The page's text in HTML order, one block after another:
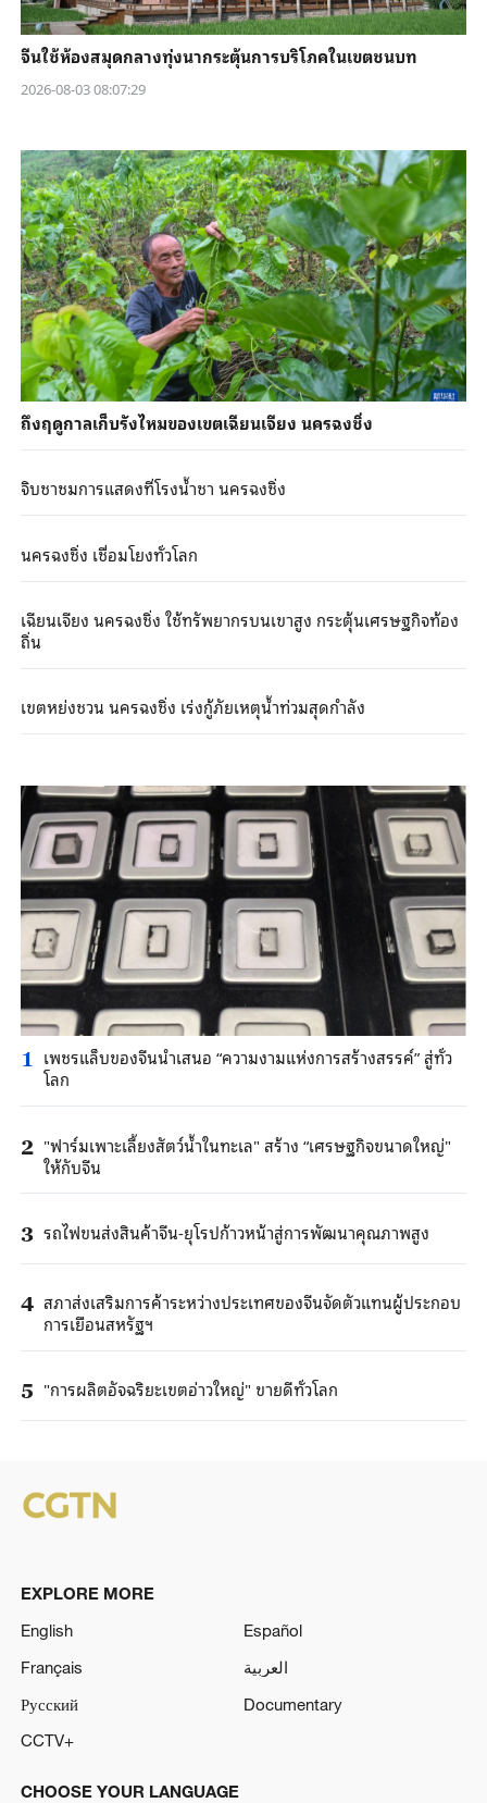
จีนใช้ห้องสมุดกลางทุ่งนากระตุ้นการบริโภคในเขตชนบท
2026-08-03 08:07:29
ถึงฤดูกาลเก็บรังไหมของเขตเฉียนเจียง นครฉงชิ่ง
จิบชาชมการแสดงที่โรงน้ำชา นครฉงชิ่ง
นครฉงชิ่ง เชื่อมโยงทั่วโลก
เฉียนเจียง นครฉงชิ่ง ใช้ทรัพยากรบนเขาสูง กระตุ้นเศรษฐกิจท้อง
ถิ่น
เขตหย่งชวน นครฉงชิ่ง เร่งกู้ภัยเหตุน้ำท่วมสุดกำลัง
1 เพชรแล็บของจีนนำเสนอ “ความงามแห่งการสร้างสรรค์” สู่ทั่ว
โลก
2 "ฟาร์มเพาะเลี้ยงสัตว์น้ำในทะเล" สร้าง “เศรษฐกิจขนาดใหญ่"
ให้กับจีน
3 รถไฟขนส่งสินค้าจีน-ยุโรปก้าวหน้าสู่การพัฒนาคุณภาพสูง
4 สภาส่งเสริมการค้าระหว่างประเทศของจีนจัดตัวแทนผู้ประกอบ
การเยือนสหรัฐฯ
5 "การผลิตอัจฉริยะเขตอ่าวใหญ่" ขายดีทั่วโลก
EXPLORE MORE
English
Español
Français
العربية
Русский
Documentary
CCTV+
CHOOSE YOUR LANGUAGE